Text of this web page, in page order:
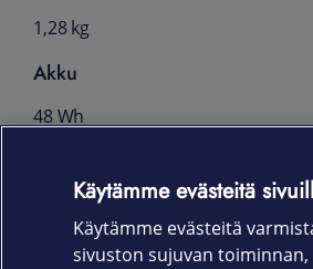
1,28 kg
Akku
48 Wh
Windows 10 Pro
Takuu
Käytämme evästeitä
Käytämme evästeitä
sivuston sujuvan toiminnan,